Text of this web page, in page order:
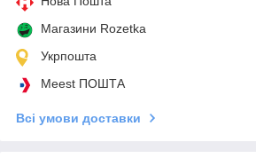
Магазини Rozetka
Укрпошта
Meest ПОШТА
Всі умови доставки